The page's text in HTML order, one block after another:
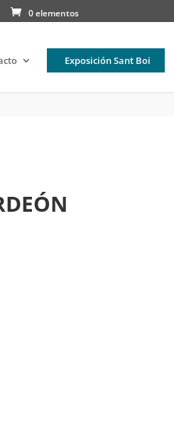
0 elementos
Exposición Sant Boi